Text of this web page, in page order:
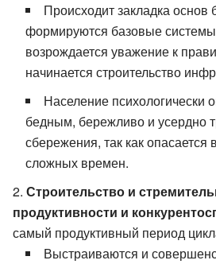
Происходит закладка основ
формируются базовые
возрождается уважение к
начинается строительство
Население психологически
бедным, бережливо и усердно
сбережения, так как опасается
сложных времен.
Строительство и
продуктивности и
самый продуктивный период
Выстраиваются и